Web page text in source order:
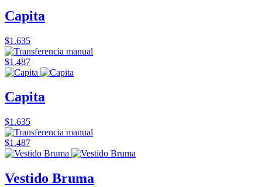
Capita
$1.635
$1.487
Capita
$1.635
$1.487
Vestido Bruma